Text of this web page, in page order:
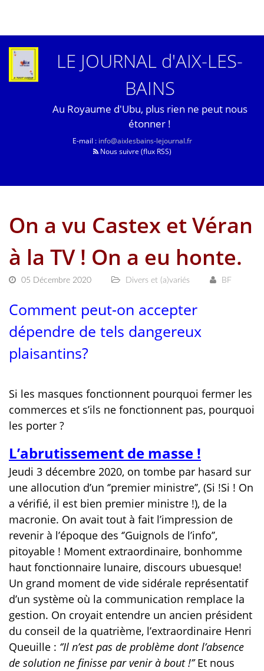
LE JOURNAL d'AIX-LES-
BAINS
Au Royaume d'Ubu, plus rien ne peut nous
étonner !
E-mail : info@aixlesbains-lejournal.fr
Nous suivre (flux RSS)
On a vu Castex et Véran
à la TV ! On a eu honte.
05 Décembre 2020 Divers et (a)variés BF
Comment peut-on accepter
dépendre de tels dangereux
plaisantins?
Si les masques fonctionnent pourquoi fermer les
commerces et s’ils ne fonctionnent pas, pourquoi
les porter ?
L’abrutissement de masse !
Jeudi 3 décembre 2020, on tombe par hasard sur
une allocution d’un ‘’premier ministre’’, (Si !Si ! On
a vérifié, il est bien premier ministre !), de la
macronie. On avait tout à fait l’impression de
revenir à l’époque des ‘’Guignols de l’info’’,
pitoyable ! Moment extraordinaire, bonhomme
haut fonctionnaire lunaire, discours ubuesque!
Un grand moment de vide sidérale représentatif
d’un système où la communication remplace la
gestion. On croyait entendre un ancien président
du conseil de la quatrième, l’extraordinaire Henri
Queuille : ‘’Il n’est pas de problème dont l’absence
de solution ne finisse par venir à bout !’’Et nous